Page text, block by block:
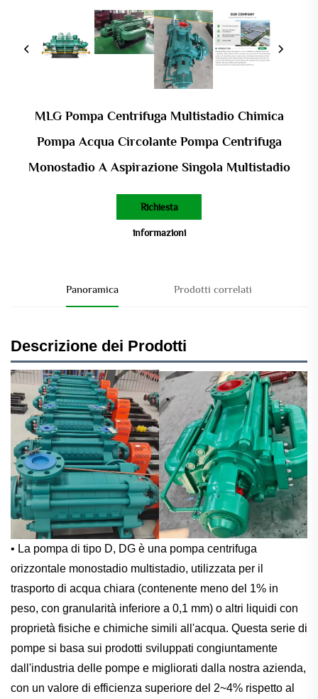
MLG Pompa Centrifuga Multistadio Chimica
Pompa Acqua Circolante Pompa Centrifuga
Monostadio A Aspirazione Singola Multistadio
Richiesta
informazioni
Panoramica Prodotti correlati
Descrizione dei Prodotti
• La pompa di tipo D, DG è una pompa centrifuga
orizzontale monostadio multistadio, utilizzata per il
trasporto di acqua chiara (contenente meno del 1% in
peso, con granularità inferiore a 0,1 mm) o altri liquidi con
proprietà fisiche e chimiche simili all'acqua. Questa serie di
pompe si basa sui prodotti sviluppati congiuntamente
dall'industria delle pompe e migliorati dalla nostra azienda,
con un valore di efficienza superiore del 2~4% rispetto al